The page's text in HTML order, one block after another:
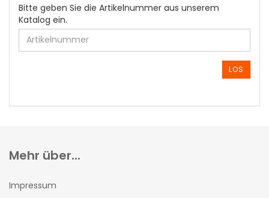
BITTE
GEBEN
SIE
DIE
ARTIKELNUMMER
EIN.
Bitte geben Sie die Artikelnummer aus unserem
Katalog ein.
LOS
Mehr über...
Impressum